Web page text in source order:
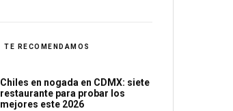
TE RECOMENDAMOS
Chiles en nogada en CDMX: siete
restaurante para probar los
mejores este 2026